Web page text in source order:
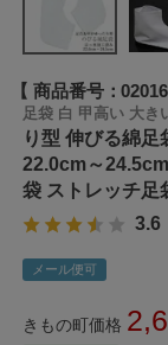
商品番号
足袋 白 甲高い 大き
り型 伸びる綿
22.0cm～
袋 ストレッチ
3.6
メール便可
きもの町価格